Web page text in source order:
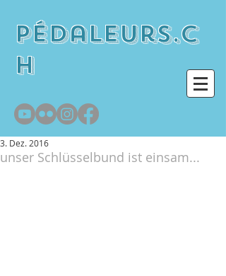
pédaleurs.c
h
unser Schlüsselbund ist einsam...
3. Dez. 2016